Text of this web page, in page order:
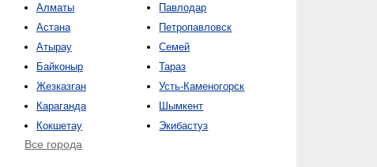
Алматы
Астана
Атырау
Байконыр
Жезказган
Караганда
Кокшетау
Павлодар
Петропавловск
Семей
Тараз
Усть-Каменогорск
Шымкент
Экибастуз
Все города